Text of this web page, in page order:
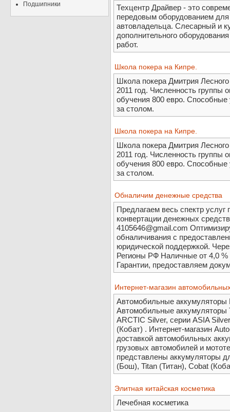
Подшипники
Техцентр Драйвер - это
передовым оборудованием для
автовладельца. Слесарный и
дополнительного
работ.
Школа покера на Кипре.
Школа покера Дмитрия
2011 год. Численность группы
обучения 800 евро. Способные
за столом.
Школа покера на Кипре.
Школа покера Дмитрия
2011 год. Численность группы
обучения 800 евро. Способные
за столом.
Обналичим денежные средства
Предлагаем весь спектр
конвертации денежных
4105646@gmail.com
обналичивания с
юридической поддержкой.
Регионы РФ Наличные от 4,0 %
Гарантии, предоставляем
Интернет-магазин
Автомобильные аккумуляторы
Автомобильные аккумуляторы
ARCTIC Silver, серии ASIA
(Кобат) . Интернет-магазин
доставкой автомобильных
грузовых автомобилей и
представлены аккумуляторы
(Бош), Titan (Титан), Cobat
Элитная китайская косметика
Лечебная косметика